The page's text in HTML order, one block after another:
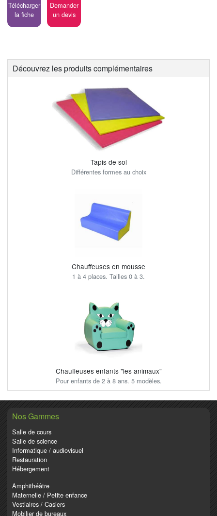
Télécharger
la fiche
Demander
un devis
Découvrez les produits complémentaires
Tapis de sol
Différentes formes au choix
Chauffeuses en mousse
1 à 4 places. Tailles 0 à 3.
Chauffeuses enfants "les animaux"
Pour enfants de 2 à 8 ans. 5 modèles.
Nos Gammes
Salle de cours
Salle de science
Informatique / audiovisuel
Restauration
Hébergement
Amphithéâtre
Maternelle / Petite enfance
Vestiaires / Casiers
Mobilier de bureaux